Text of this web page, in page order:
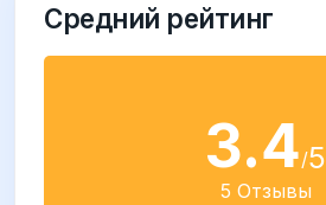
Средний рейтинг
3.4/5
5 Отзывы